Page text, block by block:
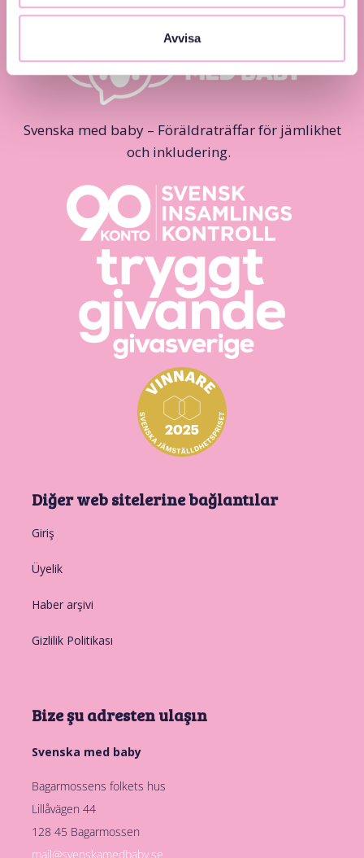
Avvisa
Svenska med baby – Föräldraträffar för jämlikhet
och inkludering.
Diğer web sitelerine bağlantılar
Giriş
Üyelik
Haber arşivi
Gizlilik Politikası
Bize şu adresten ulaşın
Svenska med baby
Bagarmossens folkets hus
Lillåvägen 44
128 45 Bagarmossen
mail@svenskamedbaby.se